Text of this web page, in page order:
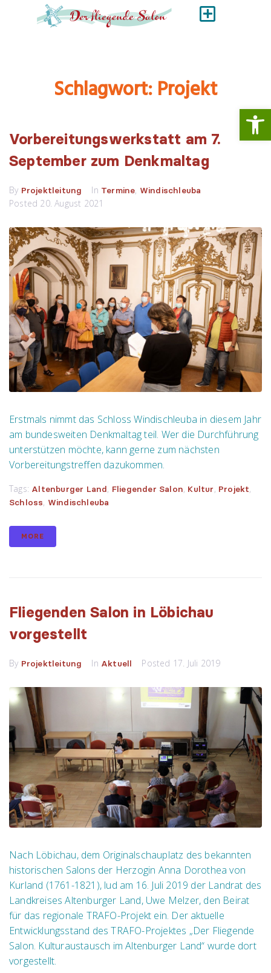
Schlagwort:Projekt
Vorbereitungswerkstatt am 7.
September zum Denkmaltag
By Projektleitung In Termine, Windischleuba
Posted 20. August 2021
Erstmals nimmt das Schloss Windischleuba in diesem Jahr
am bundesweiten Denkmaltag teil. Wer die Durchführung
unterstützen möchte, kann gerne zum nächsten
Vorbereitungstreffen dazukommen.
Tags: Altenburger Land, Fliegender Salon, Kultur, Projekt,
Schloss, Windischleuba
MORE
Fliegenden Salon in Löbichau
vorgestellt
By Projektleitung In Aktuell Posted 17. Juli 2019
Nach Löbichau, dem Originalschauplatz des bekannten
historischen Salons der Herzogin Anna Dorothea von
Kurland (1761-1821), lud am 16. Juli 2019 der Landrat des
Landkreises Altenburger Land, Uwe Melzer, den Beirat
für das regionale TRAFO-Projekt ein. Der aktuelle
Entwicklungsstand des TRAFO-Projektes „Der Fliegende
Salon. Kulturaustausch im Altenburger Land“ wurde dort
vorgestellt.